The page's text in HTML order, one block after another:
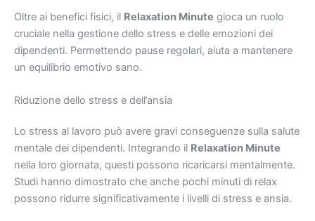
Oltre ai benefici fisici, il Relaxation Minute gioca un ruolo
cruciale nella gestione dello stress e delle emozioni dei
dipendenti. Permettendo pause regolari, aiuta a mantenere
un equilibrio emotivo sano.
Riduzione dello stress e dell’ansia
Lo stress al lavoro può avere gravi conseguenze sulla salute
mentale dei dipendenti. Integrando il Relaxation Minute
nella loro giornata, questi possono ricaricarsi mentalmente.
Studi hanno dimostrato che anche pochi minuti di relax
possono ridurre significativamente i livelli di stress e ansia.